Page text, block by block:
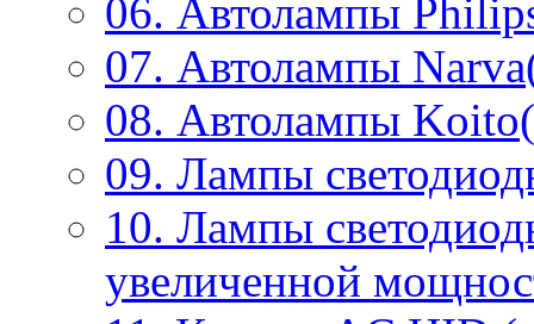
06. Автолампы
07. Автолампы
08. Автолампы
09. Лампы
10. Лампы
увеличенной